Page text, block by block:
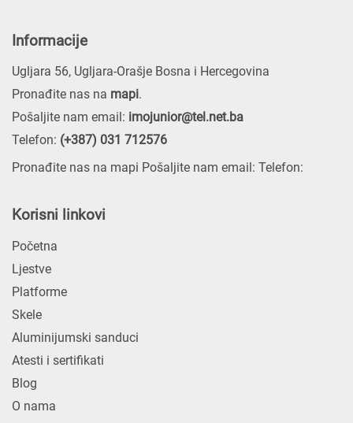
Informacije
Ugljara 56, Ugljara-Orašje Bosna i Hercegovina
Pronađite nas na mapi.
Pošaljite nam email: imojunior@tel.net.ba
Telefon: (+387) 031 712576
Pronađite nas na mapi Pošaljite nam email: Telefon:
Korisni linkovi
Početna
Ljestve
Platforme
Skele
Aluminijumski sanduci
Atesti i sertifikati
Blog
O nama